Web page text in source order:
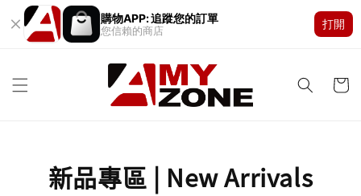
購物APP: 追蹤您的訂單
您信賴的商店
打開
新品專區 | New Arrivals